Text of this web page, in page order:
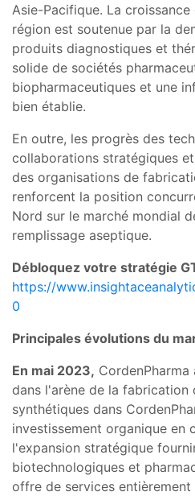
Asie-Pacifique. La
région est soutenue par la
produits diagnostiques et
solide de sociétés
biopharmaceutiques et une
bien établie.
En outre, les progrès des
collaborations stratégiques
des organisations de
renforcent la position
Nord sur le marché mondial
remplissage aseptique.
Débloquez votre stratégie
https://
0
Principales évolutions du
En mai 2023,
dans l'arène de la
synthétiques dans
investissement organique en
l'expansion stratégique
biotechnologiques et
offre de services entièrement